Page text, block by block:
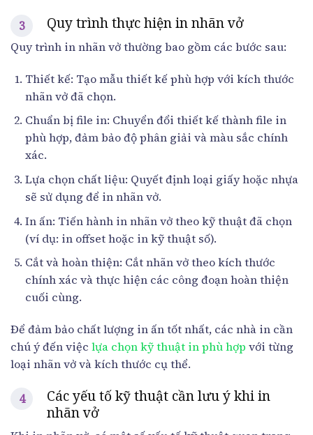
Quy trình thực hiện in nhãn vở
Quy trình in nhãn vở thường bao gồm các bước sau:
Thiết kế: Tạo mẫu thiết kế phù hợp với kích thước
nhãn vở đã chọn.
Chuẩn bị file in: Chuyển đổi thiết kế thành file in
phù hợp, đảm bảo độ phân giải và màu sắc chính
xác.
Lựa chọn chất liệu: Quyết định loại giấy hoặc nhựa
sẽ sử dụng để in nhãn vở.
In ấn: Tiến hành in nhãn vở theo kỹ thuật đã chọn
(ví dụ: in offset hoặc in kỹ thuật số).
Cắt và hoàn thiện: Cắt nhãn vở theo kích thước
chính xác và thực hiện các công đoạn hoàn thiện
cuối cùng.
Để đảm bảo chất lượng in ấn tốt nhất, các nhà in cần
chú ý đến việc lựa chọn kỹ thuật in phù hợp với từng
loại nhãn vở và kích thước cụ thể.
Các yếu tố kỹ thuật cần lưu ý khi in
nhãn vở